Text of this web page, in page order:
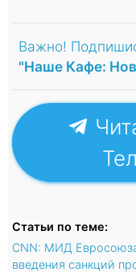
Важно!
"Наше Кафе:
Статьи по теме:
CNN: МИД
введения санкций